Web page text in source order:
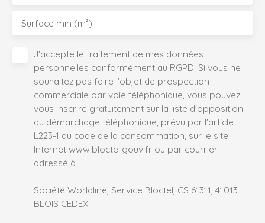
Surface min (m²)
J'accepte le traitement de mes données
personnelles conformément au RGPD. Si vous ne
souhaitez pas faire l'objet de prospection
commerciale par voie téléphonique, vous pouvez
vous inscrire gratuitement sur la liste d'opposition
au démarchage téléphonique, prévu par l'article
L223-1 du code de la consommation, sur le site
Internet www.bloctel.gouv.fr ou par courrier
adressé à :
Société Worldline, Service Bloctel, CS 61311, 41013
BLOIS CEDEX.